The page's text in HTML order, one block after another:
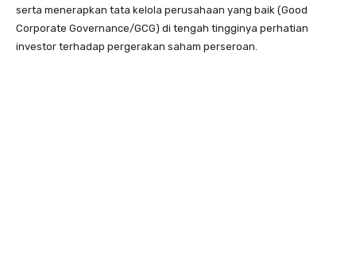
serta menerapkan tata kelola perusahaan yang baik (Good
Corporate Governance/GCG) di tengah tingginya perhatian
investor terhadap pergerakan saham perseroan.